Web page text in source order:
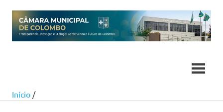
content
Início /